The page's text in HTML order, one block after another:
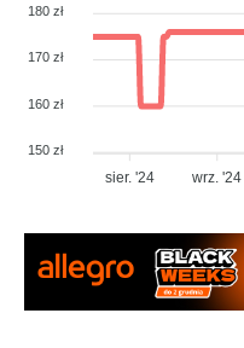
180 zł
170 zł
160 zł
150 zł
sier. '24 wrz. '24